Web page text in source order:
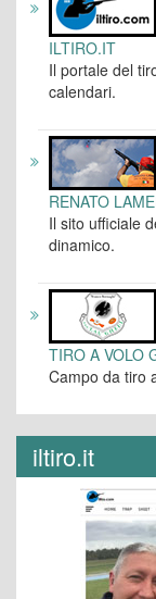
ILTIRO.IT
Il portale del
calendari.
RENATO
Il sito ufficiale
dinamico.
TIRO A VOLO
Campo da tiro
iltiro.it